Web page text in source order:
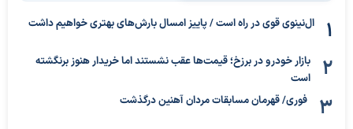
ال‌نینوی قوی در راه است / پاییز امسال بارش‌های بهتری خواهیم داشت
بازار خودرو در برزخ؛ قیمت‌ها عقب نشستند اما خریدار هنوز برنگشته
است
فوری/ قهرمان مسابقات مردان آهنین درگذشت